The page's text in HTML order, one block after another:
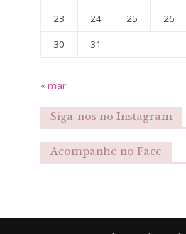
23
24 25 26
30
31
« mar
Siga-nos no Instagram
Acompanhe no Face